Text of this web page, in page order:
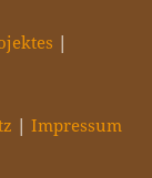
Impressum